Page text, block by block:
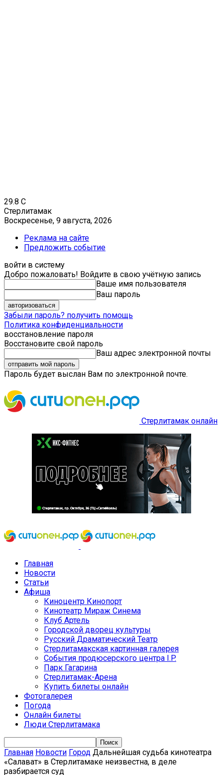
29.8 C
Стерлитамак
Воскресенье, 9 августа, 2026
Реклама на сайте
Предложить событие
войти в систему
Добро пожаловать! Войдите в свою учётную запись
Ваше имя пользователя
Ваш пароль
Забыли пароль? получить помощь
Политика конфиденциальности
восстановление пароля
Восстановите свой пароль
Ваш адрес электронной почты
Пароль будет выслан Вам по электронной почте.
Стерлитамак онлайн
Главная
Новости
Статьи
Афиша
Киноцентр Кинопорт
Кинотеатр Мираж Синема
Клуб Артель
Городской дворец культуры
Русский Драматический Театр
Стерлитамакская картинная галерея
События продюсерского центра I.P.
Парк Гагарина
Стерлитамак-Арена
Купить билеты онлайн
Фотогалерея
Погода
Онлайн билеты
Люди Стерлитамака
Главная Новости Город Дальнейшая судьба кинотеатра
«Салават» в Стерлитамаке неизвестна, в деле
разбирается суд